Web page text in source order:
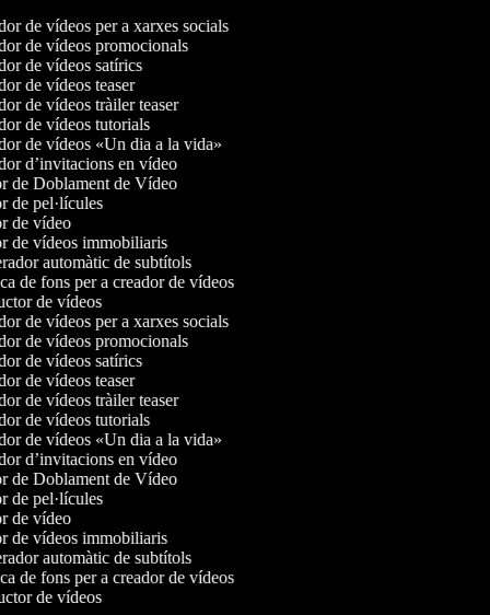
de vídeos per a xarxes socials
de vídeos promocionals
de vídeos satírics
de vídeos teaser
de vídeos tràiler teaser
de vídeos tutorials
de vídeos «Un dia a la vida»
d’invitacions en vídeo
de Doblament de Vídeo
pel·lícules
de vídeo
de vídeos immobiliaris
automàtic de subtítols
de fons per a creador de vídeos
de vídeos
de vídeos per a xarxes socials
de vídeos promocionals
de vídeos satírics
de vídeos teaser
de vídeos tràiler teaser
de vídeos tutorials
de vídeos «Un dia a la vida»
d’invitacions en vídeo
de Doblament de Vídeo
pel·lícules
de vídeo
de vídeos immobiliaris
automàtic de subtítols
de fons per a creador de vídeos
de vídeos